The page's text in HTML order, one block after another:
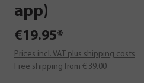
app)
€19.95*
Prices incl. VAT plus shipping costs
Free shipping from € 39.00